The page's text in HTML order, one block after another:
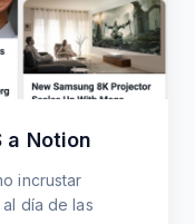
a Notion
incrustar
día de las